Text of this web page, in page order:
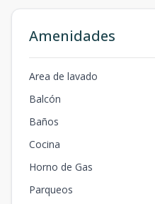
Amenidades
Area de lavado
Balcón
Baños
Cocina
Horno de Gas
Parqueos